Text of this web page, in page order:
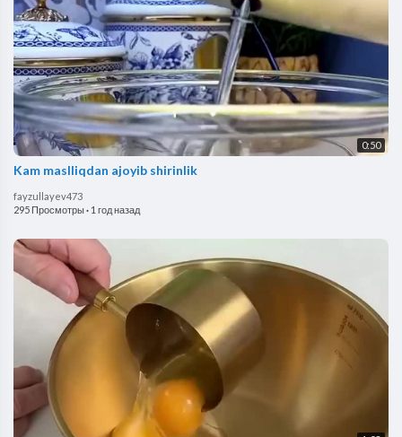
0:50
Kam maslliqdan ajoyib shirinlik
fayzullayev473
295 Просмотры· 1 год назад